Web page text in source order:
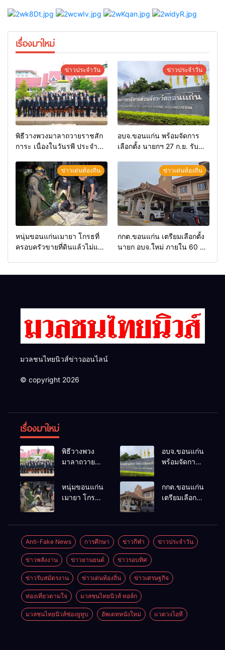
เรื่องมาใหม่
ข่าวประจำวัน
พิธีวางพวงมาลาถวายราชสัก
การะ เนื่องในวันรพี ประจำปี
วันรพี เพื่อเชื่อมความสัมพันธ์
อันดีของหน่วยงานใน
กระบวนการยุติธรรม
ข่าวประจำวัน
อบจ.ขอนแก่น พร้อมจัดการ
เลือกตั้ง นายกฯ 27 ก.ย. รับ
ลงสมัครรับการเลือกตั้งหาก
คุณสมบัติครบ มั่นใจคนใช้
สิทธิ์ทะลุ 70%
ข่าวเด่นท้องถิ่น
หนุ่มขอนแก่นเมายา โกรธที่
ครอบครัวขายที่ดินแล้วไม่แบ่ง
ข่าวเด่นท้องถิ่น
กกต.ขอนแก่น เตรียมเลือกตั้ง
นายก อบจ.ใหม่ ภายใน 60 วัน
มวลชนไทยนิวส์ข่าวออนไลน์
© copyright 2026
เรื่องมาใหม่
พิธีวางพวง
มาลาถวาย
เนื่องในวันรพี
ประจำปี
ฟุตบอลวันรพี
เพื่อเชื่อม
ความสัมพันธ์
อันดีของ
หน่วยงานใน
กระบวนการ
ยุติธรรม
อบจ.ขอนแก่น
พร้อมจัดการ
ยกฯ 27 ก.ย.
รับสมัคร 17-
สมัครรับการ
เลือกตั้งหาก
คุณสมบัติครบ
หนุ่มขอนแก่น
เมายา โกรธที่
คว้าหนังสติ๊ก
ยิง ห้องทำงาน
ผกก.ฯ 2 นัด
ตำรวจคุมตัว
ได้ทันควัน
กกต.ขอนแก่น
เตรียมเลือกตั้ง
ด้วยการ เปิด
รับสมัครใหม่
ระบุ
“วัฒนา”ลง
ความผิด และ
Anti-Fake News การศึกษา ข่าวกีฬา ข่าวประจำวัน
ข่าวพลังงาน ข่าวยานยนต์ ข่าวรอบทิศ
ข่าวรับสมัตรงาน ข่าวเด่นท้องถิ่น ข่าวเศรษฐกิจ
ท่องเที่ยวตามใจ มวลชนไทยนิวส์ ทอล์ก
มวลชนไทยนิวส์ช่องยูทูบ อัพเดทหนังใหม่ แวดวงไอที